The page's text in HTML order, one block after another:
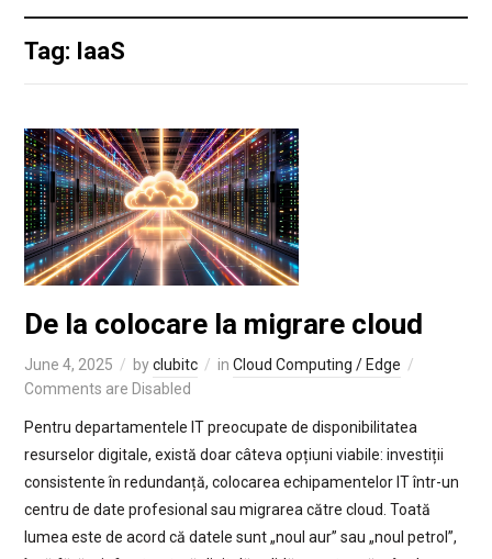
Tag: IaaS
De la colocare la migrare cloud
June 4, 2025 byclubitc in Cloud Computing / Edge
Comments are Disabled
Pentru departamentele IT preocupate de disponibilitatea
resurselor digitale, există doar câteva opțiuni viabile: investiții
consistente în redundanță, colocarea echipamentelor IT într-un
centru de date profesional sau migrarea către cloud. Toată
lumea este de acord că datele sunt „noul aur” sau „noul petrol”,